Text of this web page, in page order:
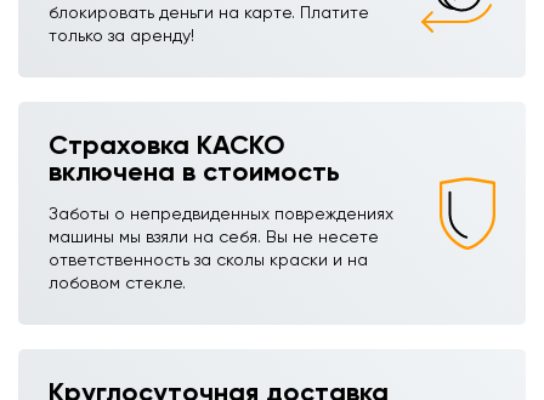
блокировать деньги на карте. Платите
только за аренду!
Страховка КАСКО
включена в стоимость
Заботы о непредвиденных повреждениях
машины мы взяли на себя. Вы не несете
ответственность за сколы краски и на
лобовом стекле.
Круглосуточная доставка